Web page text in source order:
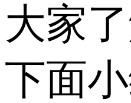
大家
下面